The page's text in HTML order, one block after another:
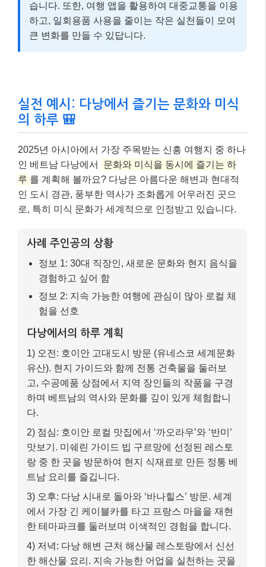
습니다. 또한, 여행 앱을 활용하여 대중교통을 이용
하고, 일회용품 사용을 줄이는 작은 실천들이 모여
큰 변화를 만들 수 있답니다.
실전 예시: 다낭에서 즐기는 문화와 미식
의 하루 🎒
2025년 아시아에서 가장 주목받는 신흥 여행지 중 하나
인 베트남 다낭에서
문화와 미식을 동시에 즐기는 하
루 를 계획해 볼까요? 다낭은 아름다운 해변과 현대적
인 도시 경관, 풍부한 역사가 조화롭게 어우러진 곳으
로, 특히 미식 문화가 세계적으로 인정받고 있습니다.
사례 주인공의 상황
정보 1: 30대 직장인, 새로운 문화와 현지 음식을
경험하고 싶어 함
정보 2: 지속 가능한 여행에 관심이 많아 로컬 체
험을 선호
다낭에서의 하루 계획
1) 오전: 호이안 고대도시 방문 (유네스코 세계문화
유산). 현지 가이드와 함께 전통 건축물을 둘러보
고, 수공예품 상점에서 지역 장인들의 작품을 구경
하며 베트남의 역사와 문화를 깊이 있게 체험합니
다.
2) 점심: 호이안 로컬 맛집에서 ‘까오라우’와 ‘반미’
맛보기. 미쉐린 가이드 빕 구르망에 선정된 레스토
랑 중 한 곳을 방문하여 현지 식재료로 만든 정통 베
트남 요리를 즐깁니다.
3) 오후: 다낭 시내로 돌아와 ‘바나힐스’ 방문. 세계
에서 가장 긴 케이블카를 타고 프랑스 마을을 재현
한 테마파크를 둘러보며 이색적인 경험을 합니다.
4) 저녁: 다낭 해변 근처 해산물 레스토랑에서 신선
한 해산물 요리. 지속 가능한 어업을 실천하는 곳을